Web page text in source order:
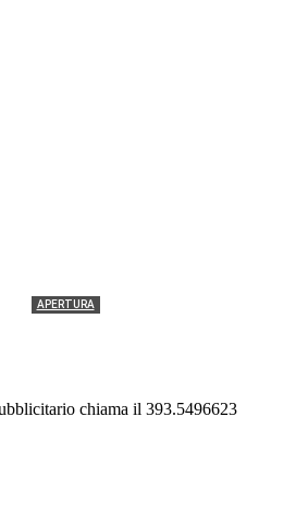
APERTURA
chiama il 393.5496623